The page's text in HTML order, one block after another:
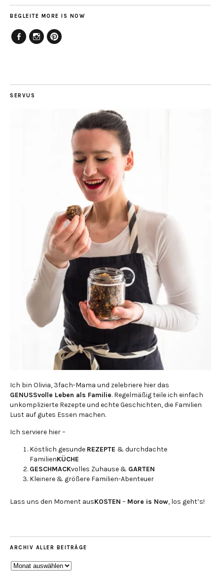
BEGLEITE MORE IS NOW
SERVUS
Ich bin Olivia, 3fach-Mama und zelebriere hier das
GENUSSvolle Leben als Familie. Regelmäßig teile ich einfach
unkomplizierte Rezepte und echte Geschichten, die Familien
Lust auf gutes Essen machen.
Ich serviere hier –
Köstlich gesunde REZEPTE & durchdachte
FamilienKÜCHE
GESCHMACKvolles Zuhause & GARTEN
Kleinere & größere Familien-Abenteuer
Lass uns den Moment ausKOSTEN – More is Now, los geht’s!
ARCHIV ALLER BEITRÄGE
ARCHIV